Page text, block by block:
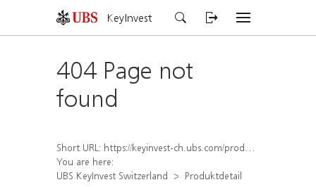
KeyInvest
404 Page not
found
Short URL: https://keyinvest-ch.ubs.com/produkt/detail/index/isin/CH1572312952
You are here:
UBS KeyInvest Switzerland
Produktdetail